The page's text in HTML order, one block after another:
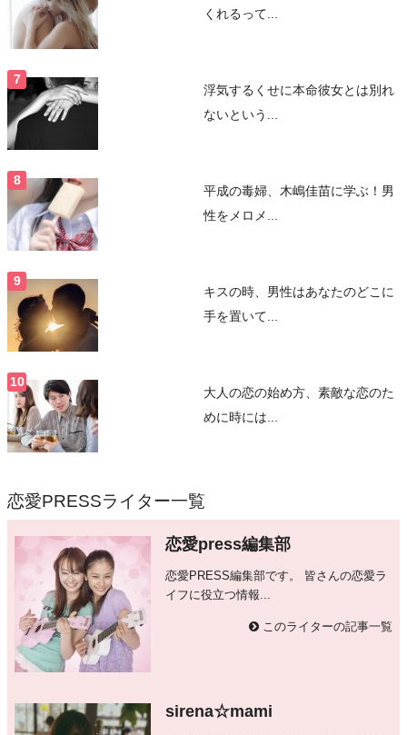
くれるって...
浮気するくせに本命彼女とは別れ
ないという...
平成の毒婦、木嶋佳苗に学ぶ！男
性をメロメ...
キスの時、男性はあなたのどこに
手を置いて...
大人の恋の始め方、素敵な恋のた
めに時には...
恋愛PRESSライター一覧
恋愛press編集部
恋愛PRESS編集部です。 皆さんの恋愛ラ
イフに役立つ情報...
このライターの記事一覧
sirena☆mami